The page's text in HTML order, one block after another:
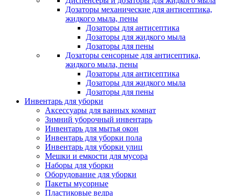
Дозаторы механические для антисептика,
жидкого мыла, пены
Дозаторы для антисептика
Дозаторы для жидкого мыла
Дозаторы для пены
Дозаторы сенсорные для антисептика,
жидкого мыла, пены
Дозаторы для антисептика
Дозаторы для жидкого мыла
Дозаторы для пены
Инвентарь для уборки
Аксессуары для ванных комнат
Зимний уборочный инвентарь
Инвентарь для мытья окон
Инвентарь для уборки пола
Инвентарь для уборки улиц
Мешки и емкости для мусора
Наборы для уборки
Оборудование для уборки
Пакеты мусорные
Пластиковые ведра